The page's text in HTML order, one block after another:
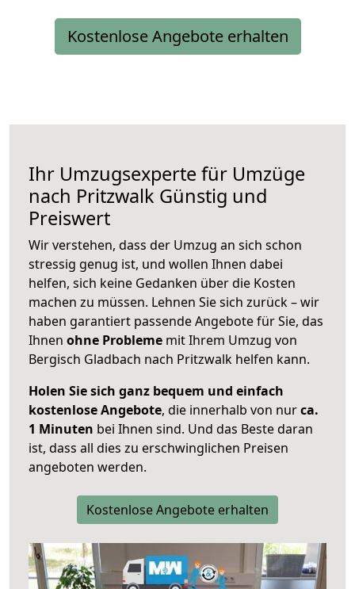
Kostenlose Angebote erhalten
Ihr Umzugsexperte für Umzüge
nach Pritzwalk Günstig und
Preiswert
Wir verstehen, dass der Umzug an sich schon
stressig genug ist, und wollen Ihnen dabei
helfen, sich keine Gedanken über die Kosten
machen zu müssen. Lehnen Sie sich zurück – wir
haben garantiert passende Angebote für Sie, das
Ihnen ohne Probleme mit Ihrem Umzug von
Bergisch Gladbach nach Pritzwalk helfen kann.
Holen Sie sich ganz bequem und einfach
kostenlose Angebote, die innerhalb von nurca.
1 Minuten bei Ihnen sind. Und das Beste daran
ist, dass all dies zu erschwinglichen Preisen
angeboten werden.
Kostenlose Angebote erhalten